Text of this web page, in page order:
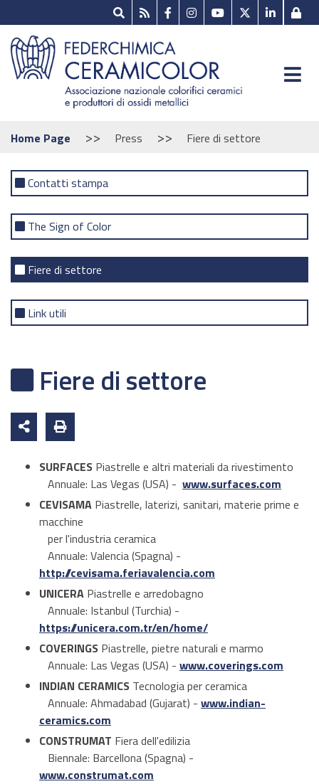
Home Page >> Press >> Fiere di settore
Contatti stampa
The Sign of Color
Fiere di settore
Link utili
Fiere di settore
SURFACES Piastrelle e altri materiali da rivestimento
Annuale: Las Vegas (USA) - www.surfaces.com
CEVISAMA Piastrelle, laterizi, sanitari, materie prime e
macchine
per l'industria ceramica
Annuale: Valencia (Spagna) -
http://cevisama.feriavalencia.com
UNICERA Piastrelle e arredobagno
Annuale: Istanbul (Turchia) -
https://unicera.com.tr/en/home/
COVERINGS Piastrelle, pietre naturali e marmo
Annuale: Las Vegas (USA) - www.coverings.com
INDIAN CERAMICS Tecnologia per ceramica
Annuale: Ahmadabad (Gujarat) - www.indian-
ceramics.com
CONSTRUMAT Fiera dell'edilizia
Biennale: Barcellona (Spagna) -
www.construmat.com